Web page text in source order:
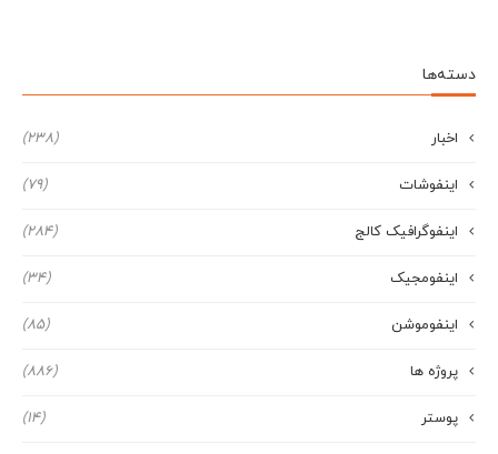
دسته‌ها
اخبار (238)
اینفوشات (79)
اینفوگرافیک کالج (284)
اینفومجیک (34)
اینفوموشن (85)
پروژه ها (886)
پوستر (14)